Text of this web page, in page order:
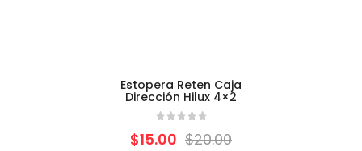
Estopera Reten Caja
Dirección Hilux 4×2
$20.00
$15.00